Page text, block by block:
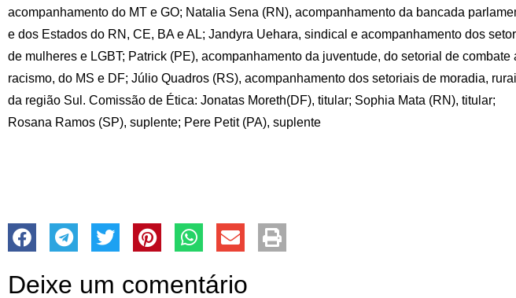
acompanhamento do MT e GO; Natalia Sena (RN), acompanhamento da bancada
e dos Estados do RN, CE, BA e AL; Jandyra Uehara, sindical e acompanhamento dos
de mulheres e LGBT; Patrick (PE), acompanhamento da juventude, do setorial de combate
racismo, do MS e DF; Júlio Quadros (RS), acompanhamento dos setoriais de moradia,
da região Sul. Comissão de Ética: Jonatas Moreth(DF), titular; Sophia Mata (RN), titular;
Rosana Ramos (SP), suplente; Pere Petit (PA), suplente
Deixe um comentário